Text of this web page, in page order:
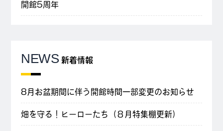
開館5周年
NEWS 新着情報
8月お盆期間に伴う開館時間一部変更のお知らせ
畑を守る！ヒーローたち（８月特集棚更新）